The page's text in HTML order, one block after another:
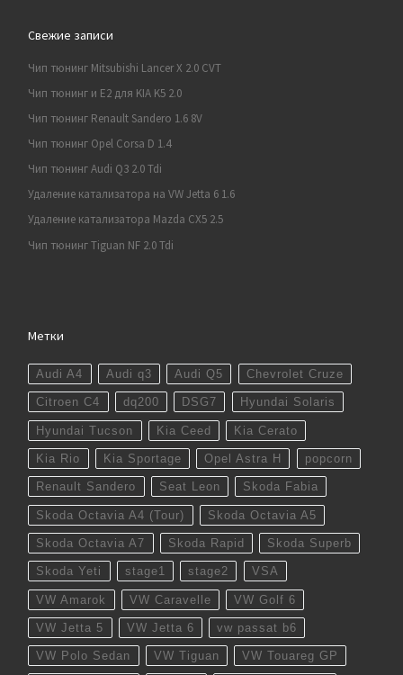
Свежие записи
Чип тюнинг Mitsubishi Lancer X 2.0 CVT
Чип тюнинг и E2 для KIA K5 2.0
Чип тюнинг Renault Sandero 1.6 8V
Чип тюнинг Opel Corsa D 1.4
Чип тюнинг Audi Q3 2.0 Tdi
Удаление катализатора на VW Jetta 6 1.6
Удаление катализатора Mazda CX5 2.5
Чип тюнинг Tiguan NF 2.0 Tdi
Метки
Audi A4 Audi q3 Audi Q5 Chevrolet Cruze
Citroen C4 dq200 DSG7 Hyundai Solaris
Hyundai Tucson Kia Ceed Kia Cerato
Kia Rio Kia Sportage Opel Astra H popcorn
Renault Sandero Seat Leon Skoda Fabia
Skoda Octavia A4 (Tour) Skoda Octavia A5
Skoda Octavia A7 Skoda Rapid Skoda Superb
Skoda Yeti stage1 stage2 VSA
VW Amarok VW Caravelle VW Golf 6
VW Jetta 5 VW Jetta 6 vw passat b6
VW Polo Sedan VW Tiguan VW Touareg GP